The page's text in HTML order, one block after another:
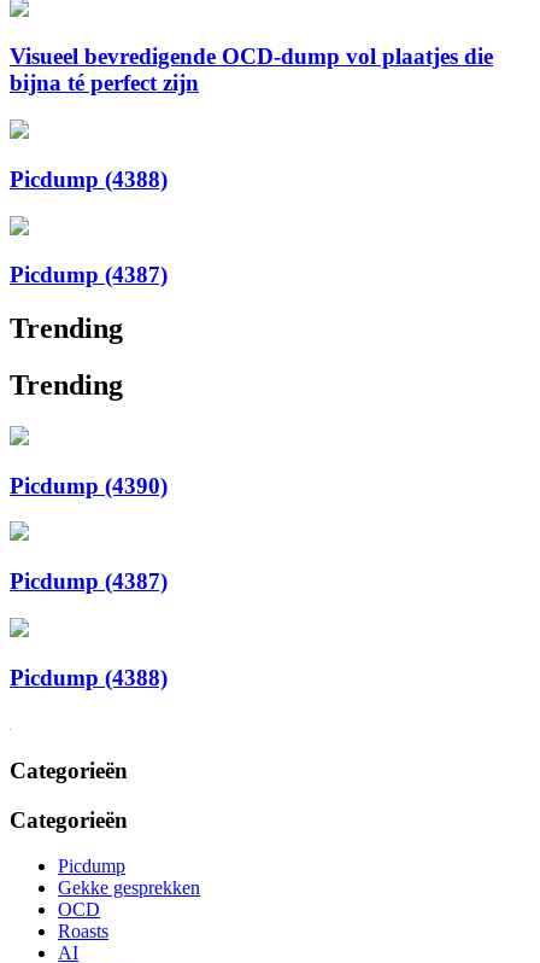
Visueel bevredigende OCD-dump vol plaatjes die
bijna té perfect zijn
Picdump (4388)
Picdump (4387)
Trending
Trending
Picdump (4390)
Picdump (4387)
Picdump (4388)
Categorieën
Categorieën
Picdump
Gekke gesprekken
OCD
Roasts
AI